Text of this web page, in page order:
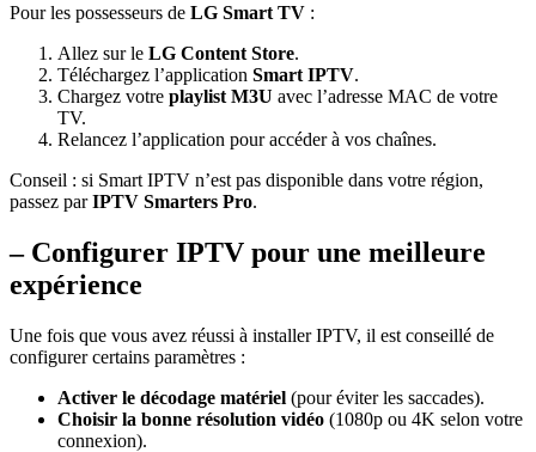
Pour les possesseurs de LG Smart TV :
Allez sur le LG Content Store.
Téléchargez l’application Smart IPTV.
Chargez votre playlist M3U avec l’adresse MAC de votre
TV.
Relancez l’application pour accéder à vos chaînes.
Conseil : si Smart IPTV n’est pas disponible dans votre région,
passez parIPTV Smarters Pro.
– Configurer IPTV pour une meilleure
expérience
Une fois que vous avez réussi à installer IPTV, il est conseillé de
configurer certains paramètres :
Activer le décodage matériel (pour éviter les saccades).
Choisir la bonne résolution vidéo (1080p ou 4K selon votre
connexion).